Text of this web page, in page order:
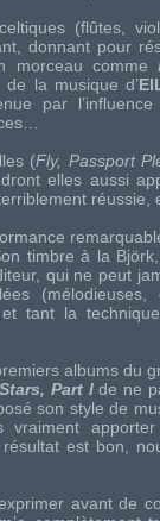
(flûtes,
donnant pour
morceau comme
de la musique d’
par
(Fly, Passport
elles aussi
timbre à la Björk
qui ne peut
(mélodieuses,
tant la
albums du
Part Ide ne
son style de
est bon,
avant de